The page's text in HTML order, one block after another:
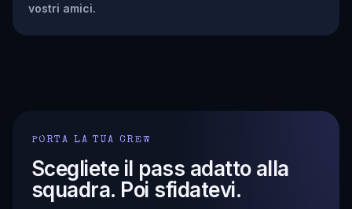
vostri amici.
PORTA LA TUA CREW
Scegliete il pass adatto alla
squadra. Poi sfidatevi.